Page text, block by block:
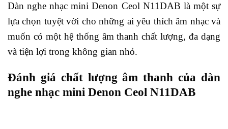
Dàn nghe nhạc mini Denon Ceol N11DAB là một sự
lựa chọn tuyệt vời cho những ai yêu thích âm nhạc và
muốn có một hệ thống âm thanh chất lượng, đa dạng
và tiện lợi trong không gian nhỏ.
Đánh giá chất lượng âm thanh của dàn
nghe nhạc mini Denon Ceol N11DAB